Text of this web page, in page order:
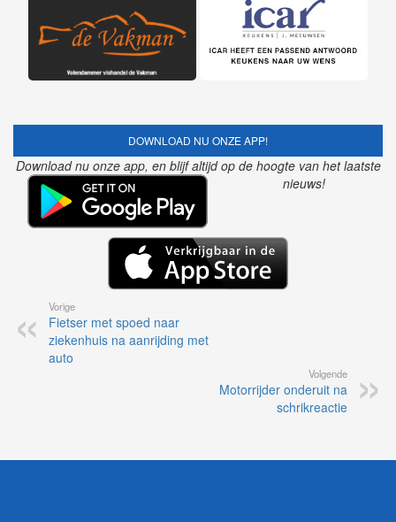
DOWNLOAD NU ONZE APP!
Download nu onze app, en blijf altijd op de hoogte van het laatste
nieuws!
Vorige
Fietser met spoed naar
ziekenhuis na aanrijding met
auto
Volgende
Motorrijder onderuit na
schrikreactie